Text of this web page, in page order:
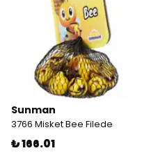
Sunman
3766 Misket Bee Filede
₺ 166.01